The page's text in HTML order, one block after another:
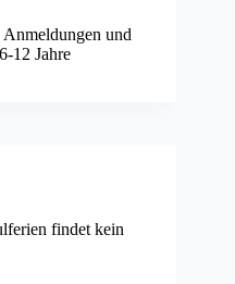
und
12 Jahre
findet kein